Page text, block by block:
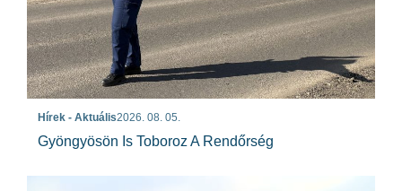
Hírek - Aktuális2026. 08. 05.
Gyöngyösön Is Toboroz A Rendőrség